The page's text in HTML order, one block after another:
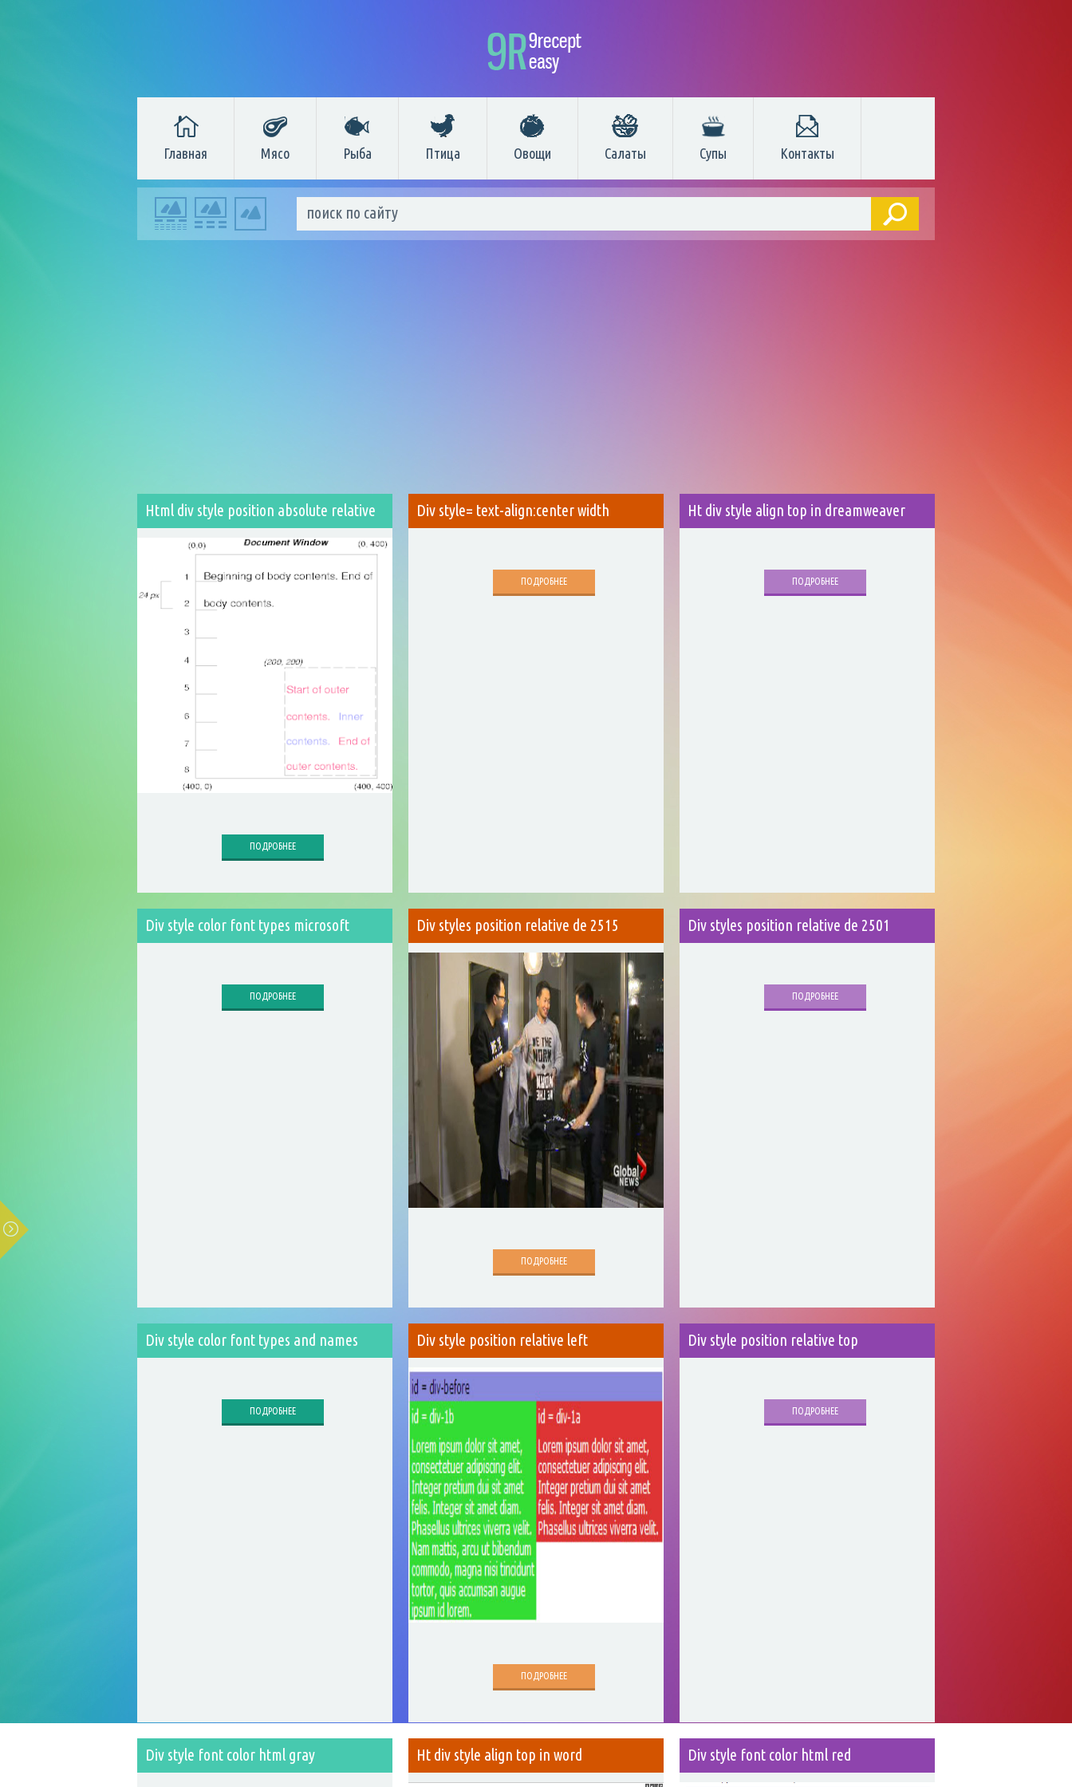
Главная Мясо Рыба Птица Овощи Салаты Супы Контакты
Html div style position absolute relative
ПОДРОБНЕЕ
Div style= text-align:center width
ПОДРОБНЕЕ
Ht div style align top in dreamweaver
ПОДРОБНЕЕ
Div style color font types microsoft
ПОДРОБНЕЕ
Div styles position relative de 2515
ПОДРОБНЕЕ
Div styles position relative de 2501
ПОДРОБНЕЕ
Div style color font types and names
ПОДРОБНЕЕ
Div style position relative left
ПОДРОБНЕЕ
Div style position relative top
ПОДРОБНЕЕ
Div style font color html gray Ht div style align top in word Div style font color html red